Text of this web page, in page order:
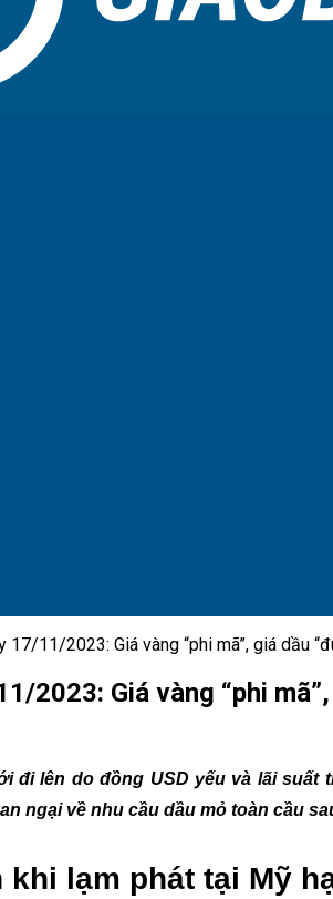
17/11/2023: Giá vàng “phi mã”, giá dầu
2023: Giá vàng “phi
đi lên do đồng USD yếu và lãi
ngại về nhu cầu dầu mỏ toàn cầu
khi lạm phát tại Mỹ